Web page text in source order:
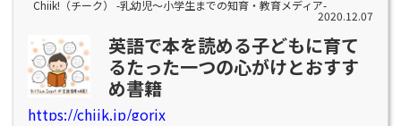
Chiik!（チーク） -乳幼児〜小学生までの知育・教育メディア-
2020.12.07
英語で本を読める子どもに育て
るたった一つの心がけとおすす
め書籍
https://chiik.jp/gorix